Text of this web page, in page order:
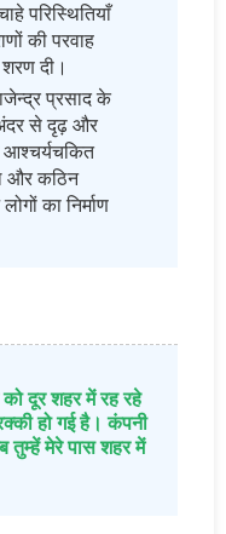
परिस्थितियाँ
की परवाह
दी।
प्रसाद के
से दृढ़ और
आश्चर्यचकित
और कठिन
का निर्माण
दूर शहर में रह रहे
हो गई है। कंपनी
तुम्हें मेरे पास शहर में